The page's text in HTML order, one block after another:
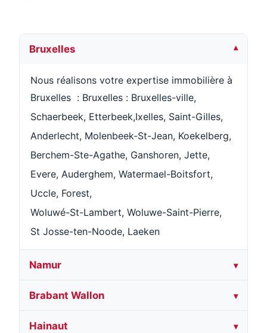
Bruxelles
Nous réalisons votre expertise immobilière à
Bruxelles : Bruxelles : Bruxelles-ville,
Schaerbeek, Etterbeek,Ixelles, Saint-Gilles,
Anderlecht, Molenbeek-St-Jean, Koekelberg,
Berchem-Ste-Agathe, Ganshoren, Jette,
Evere, Auderghem, Watermael-Boitsfort,
Uccle, Forest,
Woluwé-St-Lambert, Woluwe-Saint-Pierre,
St Josse-ten-Noode, Laeken
Namur
Brabant Wallon
Hainaut